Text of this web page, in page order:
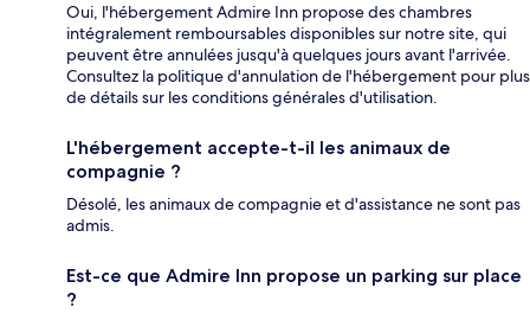
Oui, l'hébergement Admire Inn propose des chambres
intégralement remboursables disponibles sur notre site, qui
peuvent être annulées jusqu'à quelques jours avant l'arrivée.
Consultez la politique d'annulation de l'hébergement pour plus
de détails sur les conditions générales d'utilisation.
L'hébergement accepte-t-il les animaux de
compagnie ?
Désolé, les animaux de compagnie et d'assistance ne sont pas
admis.
Est-ce que Admire Inn propose un parking sur place
?